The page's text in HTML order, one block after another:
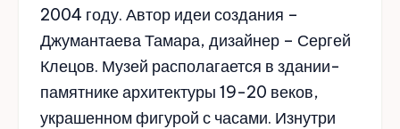
2004 году. Автор идеи создания –
Джумантаева Тамара, дизайнер – Сергей
Клецов. Музей располагается в здании-
памятнике архитектуры 19-20 веков,
украшенном фигурой с часами. Изнутри